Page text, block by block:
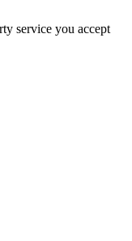
service you accept